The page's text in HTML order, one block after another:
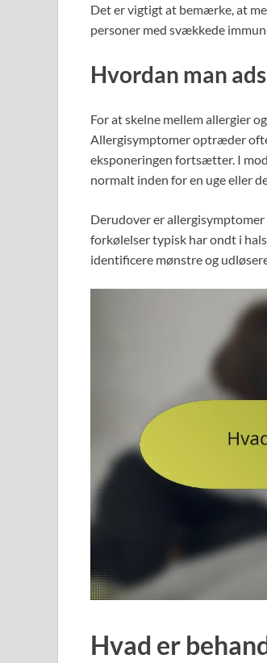
Det er vigtigt at bemærke, at
personer med svækkede
Hvordan man
For at skelne mellem allergier
Allergisymptomer optræder
eksponeringen fortsætter. I
normalt inden for en uge eller
Derudover er
forkølelser typisk har ondt i
identificere mønstre og
Hvad er